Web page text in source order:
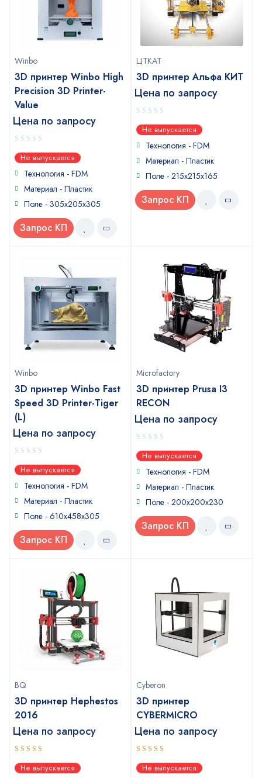
Winbo
3D принтер Winbo High
Precision 3D Printer-
Value
Цена по запросу
0
out
of
Не выпускается
Технология - FDM
Материал - Пластик
Поле - 305x205x305
Запрос КП
ЦТКАТ
3D принтер Альфа КИТ
Цена по запросу
0
out
of
Не выпускается
Технология - FDM
Материал - Пластик
Поле - 215x215x165
Запрос КП
Winbo
3D принтер Winbo Fast
Speed 3D Printer-Tiger
(L)
Цена по запросу
0
out
of
Не выпускается
Технология - FDM
Материал - Пластик
Поле - 610x458x305
Запрос КП
Microfactory
3D принтер Prusa I3
RECON
Цена по запросу
0
out
of
Не выпускается
Технология - FDM
Материал - Пластик
Поле - 200x200x230
Запрос КП
BQ
3D принтер Hephestos
2016
Цена по запросу
5out of 5
Не выпускается
Cyberon
3D принтер
CYBERMICRO
Цена по запросу
5out of 5
Не выпускается